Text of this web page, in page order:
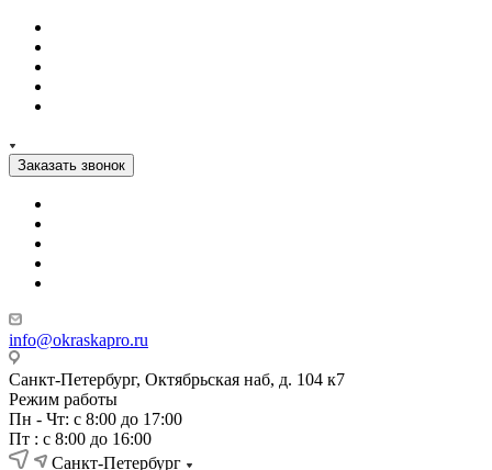
Заказать звонок
info@okraskapro.ru
Санкт-Петербург, Октябрьская наб, д. 104 к7
Режим работы
Пн - Чт: с 8:00 до 17:00
Пт : с 8:00 до 16:00
Санкт-Петербург